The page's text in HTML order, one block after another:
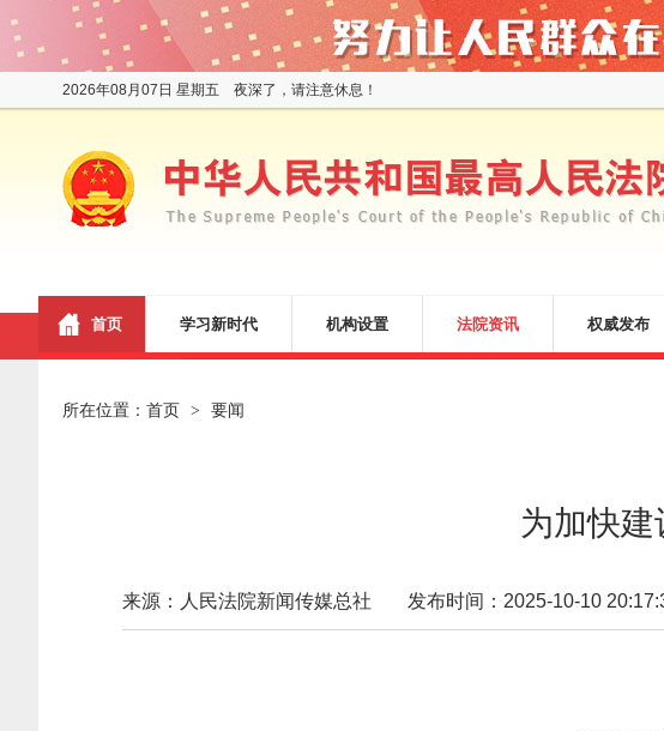
2026年08月07日 星期五 夜深了，请注意休息！
首页 学习新时代 机构设置 法院资讯 权威发布
所在位置： 首页 > 要闻
为加快
来源：人民法院新闻传媒总社 发布时间：2025-10-10